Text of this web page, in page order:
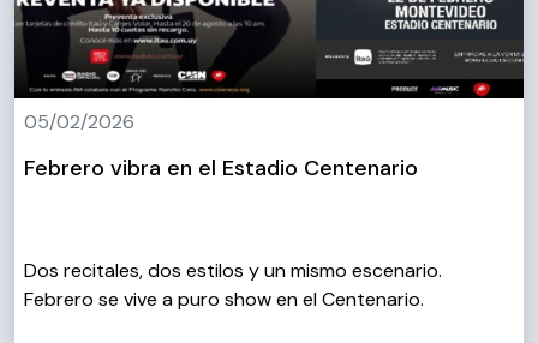
05/02/2026
Febrero vibra en el Estadio Centenario
Dos recitales, dos estilos y un mismo escenario.
Febrero se vive a puro show en el Centenario.